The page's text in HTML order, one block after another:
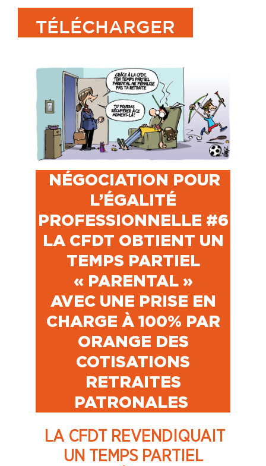
TÉLÉCHARGER
NÉGOCIATION POUR
L’ÉGALITÉ
PROFESSIONNELLE #6
LA CFDT OBTIENT UN
TEMPS PARTIEL
« PARENTAL »
AVEC UNE PRISE EN
CHARGE À 100% PAR
ORANGE DES
COTISATIONS
RETRAITES
PATRONALES
LA CFDT REVENDIQUAIT
UN TEMPS PARTIEL